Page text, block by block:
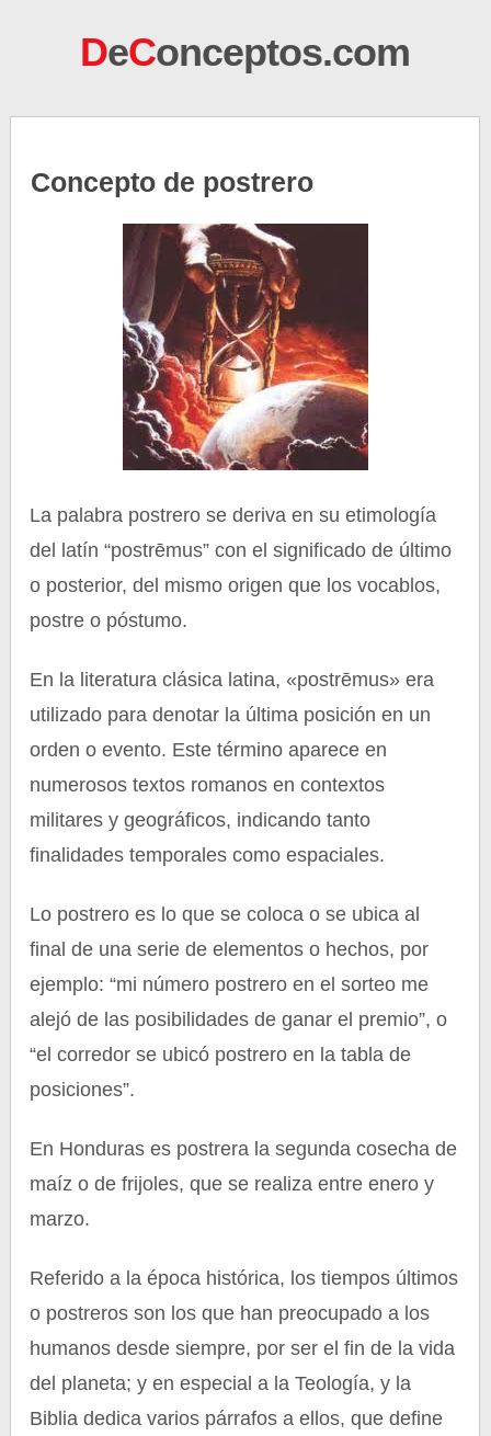
DeConceptos.com
Concepto de postrero
La palabra postrero se deriva en su etimología
del latín “postrēmus” con el significado de último
o posterior, del mismo origen que los vocablos,
postre o póstumo.
En la literatura clásica latina, «postrēmus» era
utilizado para denotar la última posición en un
orden o evento. Este término aparece en
numerosos textos romanos en contextos
militares y geográficos, indicando tanto
finalidades temporales como espaciales.
Lo postrero es lo que se coloca o se ubica al
final de una serie de elementos o hechos, por
ejemplo: “mi número postrero en el sorteo me
alejó de las posibilidades de ganar el premio”, o
“el corredor se ubicó postrero en la tabla de
posiciones”.
En Honduras es postrera la segunda cosecha de
maíz o de frijoles, que se realiza entre enero y
marzo.
Referido a la época histórica, los tiempos últimos
o postreros son los que han preocupado a los
humanos desde siempre, por ser el fin de la vida
del planeta; y en especial a la Teología, y la
Biblia dedica varios párrafos a ellos, que define